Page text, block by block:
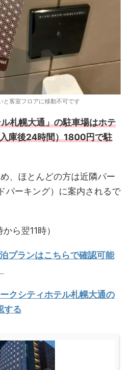
と客室フロアに移動不可です
札幌大通」の駐車場はホテ
庫後24時間）1800円で駐
、ほとんどの方は近隣パー
パーキング）に案内されるで
ら翌11時）
プランはこちらで確認可能
シティホテル札幌大通の
する